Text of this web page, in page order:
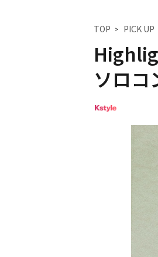
TOP PICK UP
ソロコ